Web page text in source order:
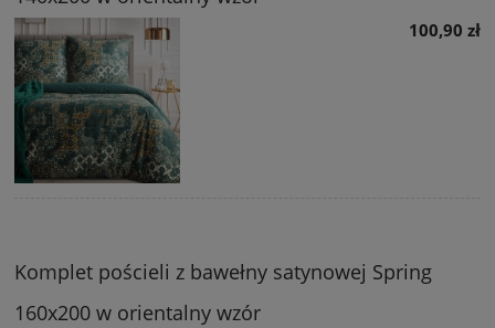
100,90 zł
Komplet pościeli z bawełny satynowej Spring
160x200 w orientalny wzór